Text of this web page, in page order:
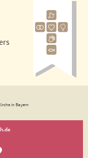
in Bayern